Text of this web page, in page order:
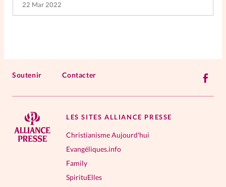
22 Mar 2022
Soutenir Contacter
LES SITES ALLIANCE PRESSE
Christianisme Aujourd'hui
Evangéliques.info
Family
SpirituElles